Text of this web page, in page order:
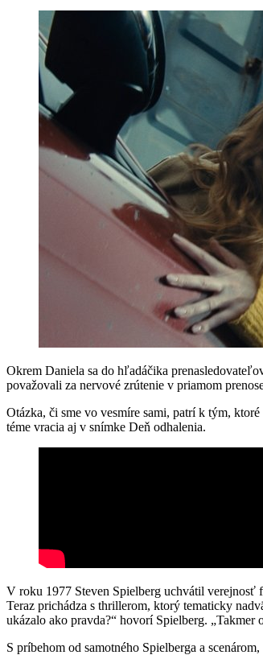
Okrem Daniela sa do hľadáčika
považovali za nervové zrútenie v priamom
Otázka, či sme vo vesmíre sami, patrí k tým,
téme vracia aj v snímke Deň odhalenia.
V roku 1977 Steven Spielberg uchvátil
Teraz prichádza s thrillerom, ktorý tematicky
ukázalo ako pravda?“ hovorí Spielberg.
S príbehom od samotného Spielberga a